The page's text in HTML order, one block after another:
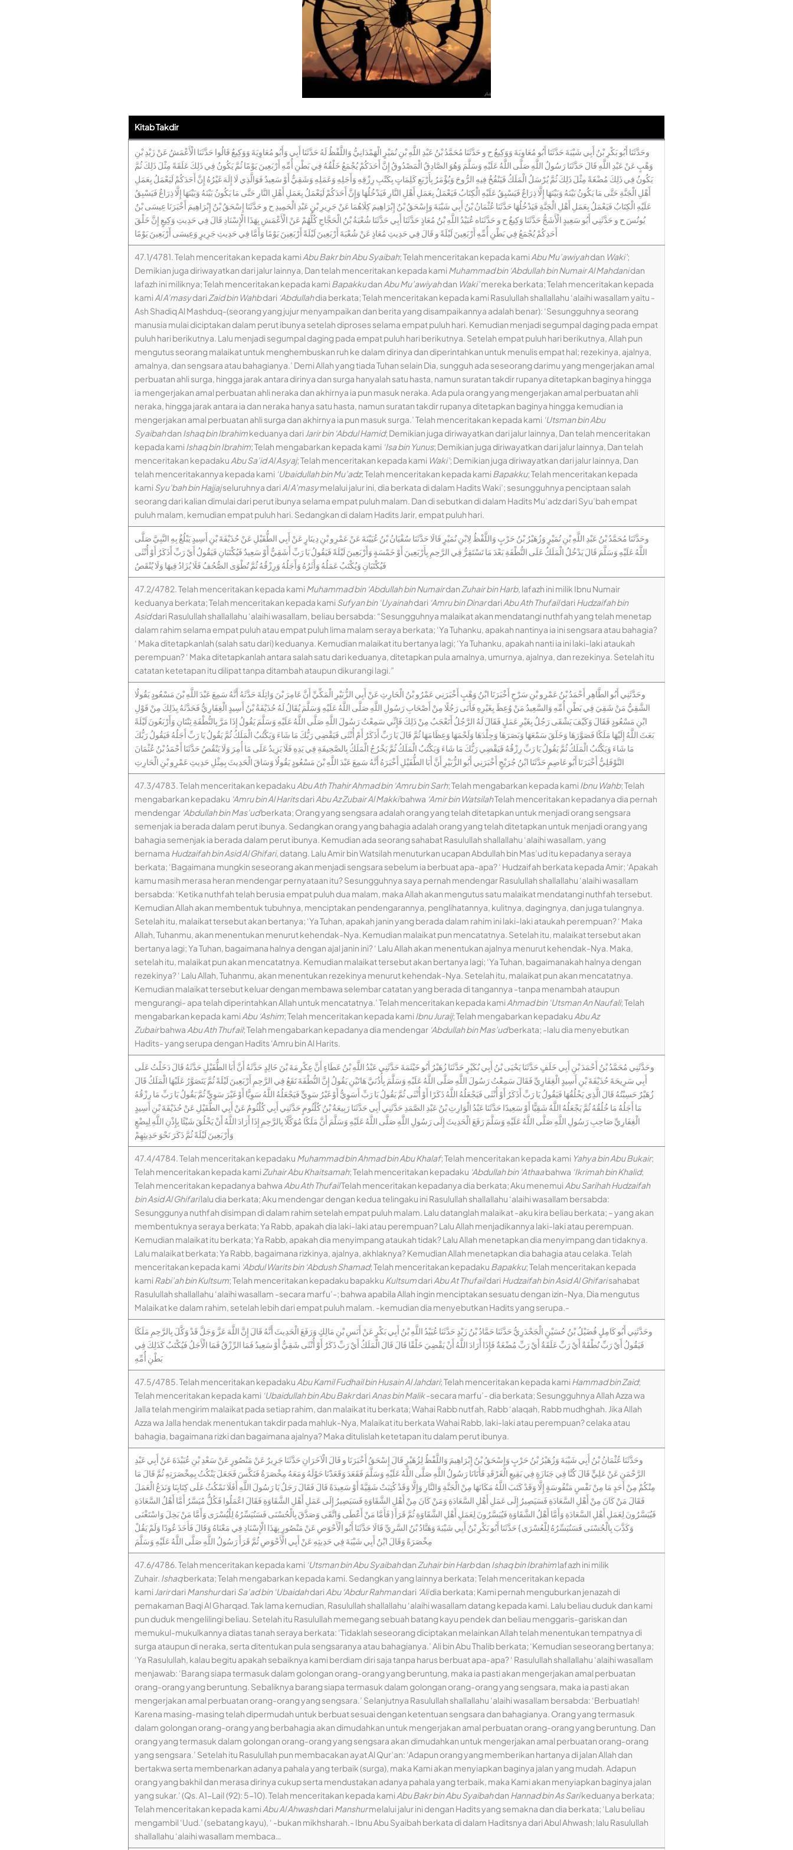
Kitab Takdir
وحَدَّثَنَا أَبُو بَكْرِ بْنُ أَبِي شَيْبَةَ حَدَّثَنَا أَبُو مُعَاوِيَةَ وَوَكِيعٌ ح و حَدَّثَنَا مُحَمَّدُ بْنُ عَبْدِ اللَّهِ بْنِ نُمَيْرٍ الْهَمْدَانِيُّ وَاللَّفْظُ لَهُ حَدَّثَنَا أَبِي وَأَبُو مُعَاوِيَةَ وَوَكِيعٌ قَالُوا حَدَّثَنَا الْأَعْمَشُ عَنْ زَيْدِ بْنِ
وَهْبٍ عَنْ عَبْدِ اللَّهِ قَالَ حَدَّثَنَا رَسُولُ اللَّهِ صَلَّى اللَّهُ عَلَيْهِ وَسَلَّمَ وَهُوَ الصَّادِقُ الْمَصْدُوقُ إِنَّ أَحَدَكُمْ يُجْمَعُ خَلْقُهُ فِي بَطْنِ أُمِّهِ أَرْبَعِينَ يَوْمًا ثُمَّ يَكُونُ فِي ذَلِكَ عَلَقَةً مِثْلَ ذَلِكَ ثُمَّ
يَكُونُ فِي ذَلِكَ مُضْغَةً مِثْلَ ذَلِكَ ثُمَّ يُرْسَلُ الْمَلَكُ فَيَنْفُخُ فِيهِ الرُّوحَ وَيُؤْمَرُ بِأَرْبَعِ كَلِمَاتٍ بِكَتْبِ رِزْقِهِ وَأَجَلِهِ وَعَمَلِهِ وَشَقِيٌّ أَوْ سَعِيدٌ فَوَالَّذِي لَا إِلَهَ غَيْرُهُ إِنَّ أَحَدَكُمْ لَيَعْمَلُ بِعَمَلِ
أَهْلِ الْجَنَّةِ حَتَّى مَا يَكُونُ بَيْنَهُ وَبَيْنَهَا إِلَّا ذِرَاعٌ فَيَسْبِقُ عَلَيْهِ الْكِتَابُ فَيَعْمَلُ بِعَمَلِ أَهْلِ النَّارِ فَيَدْخُلُهَا وَإِنَّ أَحَدَكُمْ لَيَعْمَلُ بِعَمَلِ أَهْلِ النَّارِ حَتَّى مَا يَكُونُ بَيْنَهُ وَبَيْنَهَا إِلَّا ذِرَاعٌ فَيَسْبِقُ
عَلَيْهِ الْكِتَابُ فَيَعْمَلُ بِعَمَلِ أَهْلِ الْجَنَّةِ فَيَدْخُلُهَا حَدَّثَنَا عُثْمَانُ بْنُ أَبِي شَيْبَةَ وَإِسْحَقُ بْنُ إِبْرَاهِيمَ كِلَاهُمَا عَنْ جَرِيرِ بْنِ عَبْدِ الْحَمِيدِ ح و حَدَّثَنَا إِسْحَقُ بْنُ إِبْرَاهِيمَ أَخْبَرَنَا عِيسَى بْنُ
يُونُسَ ح و حَدَّثَنِي أَبُو سَعِيدٍ الْأَشَجُّ حَدَّثَنَا وَكِيعٌ ح و حَدَّثَنَاه عُبَيْدُ اللَّهِ بْنُ مُعَاذٍ حَدَّثَنَا أَبِي حَدَّثَنَا شُعْبَةُ بْنُ الْحَجَّاجِ كُلُّهُمْ عَنْ الْأَعْمَشِ بِهَذَا الْإِسْنَادِ قَالَ فِي حَدِيثِ وَكِيعٍ إِنَّ خَلْقَ
أَحَدِكُمْ يُجْمَعُ فِي بَطْنِ أُمِّهِ أَرْبَعِينَ لَيْلَةً و قَالَ فِي حَدِيثِ مُعَاذٍ عَنْ شُعْبَةَ أَرْبَعِينَ لَيْلَةً أَرْبَعِينَ يَوْمًا وَأَمَّا فِي حَدِيثِ جَرِيرٍ وَعِيسَى أَرْبَعِينَ يَوْمًا
47.1/4781. Telah menceritakan kepada kami Abu Bakr bin Abu Syaibah; Telah menceritakan kepada kami Abu Mu’awiyahdan Waki’;
Demikian juga diriwayatkan dari jalur lainnya, Dan telah menceritakan kepada kami Muhammad bin ‘Abdullah bin Numair Al Mahdanidan
lafazh ini miliknya; Telah menceritakan kepada kami Bapakkudan Abu Mu’awiyahdan Waki’mereka berkata; Telah menceritakan kepada
kami Al A’masydari Zaid bin Wahbdari ‘Abdullahdia berkata; Telah menceritakan kepada kami Rasulullah shallallahu ‘alaihi wasallam yaitu -
Ash Shadiq Al Mashduq-(seorang yang jujur menyampaikan dan berita yang disampaikannya adalah benar): ‘Sesungguhnya seorang
manusia mulai diciptakan dalam perut ibunya setelah diproses selama empat puluh hari. Kemudian menjadi segumpal daging pada empat
puluh hari berikutnya. Lalu menjadi segumpal daging pada empat puluh hari berikutnya. Setelah empat puluh hari berikutnya, Allah pun
mengutus seorang malaikat untuk menghembuskan ruh ke dalam dirinya dan diperintahkan untuk menulis empat hal; rezekinya, ajalnya,
amalnya, dan sengsara atau bahagianya.’ Demi Allah yang tiada Tuhan selain Dia, sungguh ada seseorang darimu yang mengerjakan amal
perbuatan ahli surga, hingga jarak antara dirinya dan surga hanyalah satu hasta, namun suratan takdir rupanya ditetapkan baginya hingga
ia mengerjakan amal perbuatan ahli neraka dan akhirnya ia pun masuk neraka. Ada pula orang yang mengerjakan amal perbuatan ahli
neraka, hingga jarak antara ia dan neraka hanya satu hasta, namun suratan takdir rupanya ditetapkan baginya hingga kemudian ia
mengerjakan amal perbuatan ahli surga dan akhirnya ia pun masuk surga.’ Telah menceritakan kepada kami ‘Utsman bin Abu
Syaibahdan Ishaq bin Ibrahimkeduanya dari Jarir bin ‘Abdul Hamid; Demikian juga diriwayatkan dari jalur lainnya, Dan telah menceritakan
kepada kami Ishaq bin Ibrahim; Telah mengabarkan kepada kami ‘Isa bin Yunus; Demikian juga diriwayatkan dari jalur lainnya, Dan telah
menceritakan kepadaku Abu Sa’id Al Asyaj; Telah menceritakan kepada kami Waki’; Demikian juga diriwayatkan dari jalur lainnya, Dan
telah menceritakannya kepada kami ‘Ubaidullah bin Mu’adz; Telah menceritakan kepada kami Bapakku; Telah menceritakan kepada
kami Syu’bah bin Hajjajseluruhnya dari Al A’masymelalui jalur ini, dia berkata di dalam Hadits Waki’; sesungguhnya penciptaan salah
seorang dari kalian dimulai dari perut ibunya selama empat puluh malam. Dan di sebutkan di dalam Hadits Mu’adz dari Syu’bah empat
puluh malam, kemudian empat puluh hari. Sedangkan di dalam Hadits Jarir, empat puluh hari.
وحَدَّثَنَا مُحَمَّدُ بْنُ عَبْدِ اللَّهِ بْنِ نُمَيْرٍ وَزُهَيْرُ بْنُ حَرْبٍ وَاللَّفْظُ لِابْنِ نُمَيْرٍ قَالَا حَدَّثَنَا سُفْيَانُ بْنُ عُيَيْنَةَ عَنْ عَمْرِو بْنِ دِينَارٍ عَنْ أَبِي الطُّفَيْلِ عَنْ حُذَيْفَةَ بْنِ أَسِيدٍ يَبْلُغُ بِهِ النَّبِيَّ صَلَّى
اللَّهُ عَلَيْهِ وَسَلَّمَ قَالَ يَدْخُلُ الْمَلَكُ عَلَى النُّطْفَةِ بَعْدَ مَا تَسْتَقِرُّ فِي الرَّحِمِ بِأَرْبَعِينَ أَوْ خَمْسَةٍ وَأَرْبَعِينَ لَيْلَةً فَيَقُولُ يَا رَبِّ أَشَقِيٌّ أَوْ سَعِيدٌ فَيُكْتَبَانِ فَيَقُولُ أَيْ رَبِّ أَذَكَرٌ أَوْ أُنْثَى
فَيُكْتَبَانِ وَيُكْتَبُ عَمَلُهُ وَأَثَرُهُ وَأَجَلُهُ وَرِزْقُهُ ثُمَّ تُطْوَى الصُّحُفُ فَلَا يُزَادُ فِيهَا وَلَا يُنْقَصُ
47.2/4782. Telah menceritakan kepada kami Muhammad bin ‘Abdullah bin Numairdan Zuhair bin Harb, lafazh ini milik Ibnu Numair
keduanya berkata; Telah menceritakan kepada kami Sufyan bin ‘Uyainahdari ‘Amru bin Dinardari Abu Ath Thufaildari Hudzaifah bin
Asiddari Rasulullah shallallahu ‘alaihi wasallam, beliau bersabda: “Sesungguhnya malaikat akan mendatangi nuthfah yang telah menetap
dalam rahim selama empat puluh atau empat puluh lima malam seraya berkata; ‘Ya Tuhanku, apakah nantinya ia ini sengsara atau bahagia?
‘ Maka ditetapkanlah (salah satu dari) keduanya. Kemudian malaikat itu bertanya lagi; ‘Ya Tuhanku, apakah nanti ia ini laki-laki ataukah
perempuan? ‘ Maka ditetapkanlah antara salah satu dari keduanya, ditetapkan pula amalnya, umurnya, ajalnya, dan rezekinya. Setelah itu
catatan ketetapan itu dilipat tanpa ditambah ataupun dikurangi lagi.”
وحَدَّثَنِي أَبُو الطَّاهِرِ أَحْمَدُ بْنُ عَمْرِو بْنِ سَرْحٍ أَخْبَرَنَا ابْنُ وَهْبٍ أَخْبَرَنِي عَمْرُو بْنُ الْحَارِثِ عَنْ أَبِي الزُّبَيْرِ الْمَكِّيِّ أَنَّ عَامِرَ بْنَ وَاثِلَةَ حَدَّثَهُ أَنَّهُ سَمِعَ عَبْدَ اللَّهِ بْنَ مَسْعُودٍ يَقُولُا
الشَّقِيُّ مَنْ شَقِيَ فِي بَطْنِ أُمِّهِ وَالسَّعِيدُ مَنْ وُعِظَ بِغَيْرِهِ فَأَتَى رَجُلًا مِنْ أَصْحَابِ رَسُولِ اللَّهِ صَلَّى اللَّهُ عَلَيْهِ وَسَلَّمَ يُقَالُ لَهُ حُذَيْفَةُ بْنُ أَسِيدٍ الْغِفَارِيُّ فَحَدَّثَهُ بِذَلِكَ مِنْ قَوْلِ
ابْنِ مَسْعُودٍ فَقَالَ وَكَيْفَ يَشْقَى رَجُلٌ بِغَيْرِ عَمَلٍ فَقَالَ لَهُ الرَّجُلُ أَتَعْجَبُ مِنْ ذَلِكَ فَإِنِّي سَمِعْتُ رَسُولَ اللَّهِ صَلَّى اللَّهُ عَلَيْهِ وَسَلَّمَ يَقُولُ إِذَا مَرَّ بِالنُّطْفَةِ ثِنْتَانِ وَأَرْبَعُونَ لَيْلَةً
بَعَثَ اللَّهُ إِلَيْهَا مَلَكًا فَصَوَّرَهَا وَخَلَقَ سَمْعَهَا وَبَصَرَهَا وَجِلْدَهَا وَلَحْمَهَا وَعِظَامَهَا ثُمَّ قَالَ يَا رَبِّ أَذَكَرٌ أَمْ أُنْثَى فَيَقْضِي رَبُّكَ مَا شَاءَ وَيَكْتُبُ الْمَلَكُ ثُمَّ يَقُولُ يَا رَبِّ أَجَلُهُ فَيَقُولُ رَبُّكَ
مَا شَاءَ وَيَكْتُبُ الْمَلَكُ ثُمَّ يَقُولُ يَا رَبِّ رِزْقُهُ فَيَقْضِي رَبُّكَ مَا شَاءَ وَيَكْتُبُ الْمَلَكُ ثُمَّ يَخْرُجُ الْمَلَكُ بِالصَّحِيفَةِ فِي يَدِهِ فَلَا يَزِيدُ عَلَى مَا أُمِرَ وَلَا يَنْقُصُ حَدَّثَنَا أَحْمَدُ بْنُ عُثْمَانَ
النَّوْفَلِيُّ أَخْبَرَنَا أَبُو عَاصِمٍ حَدَّثَنَا ابْنُ جُرَيْجٍ أَخْبَرَنِي أَبُو الزُّبَيْرِ أَنَّ أَبَا الطُّفَيْلِ أَخْبَرَهُ أَنَّهُ سَمِعَ عَبْدَ اللَّهِ بْنَ مَسْعُودٍ يَقُولُا وَسَاقَ الْحَدِيثَ بِمِثْلِ حَدِيثِ عَمْرِو بْنِ الْحَارِثِ
47.3/4783. Telah menceritakan kepadaku Abu Ath Thahir Ahmad bin ‘Amru bin Sarh; Telah mengabarkan kepada kami Ibnu Wahb; Telah
mengabarkan kepadaku ‘Amru bin Al Haritsdari Abu Az Zubair Al Makkibahwa ‘Amir bin WatsilahTelah menceritakan kepadanya dia pernah
mendengar ‘Abdullah bin Mas’udberkata; Orang yang sengsara adalah orang yang telah ditetapkan untuk menjadi orang sengsara
semenjak ia berada dalam perut ibunya. Sedangkan orang yang bahagia adalah orang yang telah ditetapkan untuk menjadi orang yang
bahagia semenjak ia berada dalam perut ibunya. Kemudian ada seorang sahabat Rasulullah shallallahu ‘alaihi wasallam, yang
bernama Hudzaifah bin Asid Al Ghifari, datang. Lalu Amir bin Watsilah menuturkan ucapan Abdullah bin Mas’ud itu kepadanya seraya
berkata; ‘Bagaimana mungkin seseorang akan menjadi sengsara sebelum ia berbuat apa-apa? ‘ Hudzaifah berkata kepada Amir; ‘Apakah
kamu masih merasa heran mendengar pernyataan itu? Sesungguhnya saya pernah mendengar Rasulullah shallallahu ‘alaihi wasallam
bersabda: ‘Ketika nuthfah telah berusia empat puluh dua malam, maka Allah akan mengutus satu malaikat mendatangi nuthfah tersebut.
Kemudian Allah akan membentuk tubuhnya, menciptakan pendengarannya, penglihatannya, kulitnya, dagingnya, dan juga tulangnya.
Setelah itu, malaikat tersebut akan bertanya; ‘Ya Tuhan, apakah janin yang berada dalam rahim ini laki-laki ataukah perempuan? ‘ Maka
Allah, Tuhanmu, akan menentukan menurut kehendak-Nya. Kemudian malaikat pun mencatatnya. Setelah itu, malaikat tersebut akan
bertanya lagi; Ya Tuhan, bagaimana halnya dengan ajal janin ini? ‘ Lalu Allah akan menentukan ajalnya menurut kehendak-Nya. Maka,
setelah itu, malaikat pun akan mencatatnya. Kemudian malaikat tersebut akan bertanya lagi; ‘Ya Tuhan, bagaimanakah halnya dengan
rezekinya? ‘ Lalu Allah, Tuhanmu, akan menentukan rezekinya menurut kehendak-Nya. Setelah itu, malaikat pun akan mencatatnya.
Kemudian malaikat tersebut keluar dengan membawa selembar catatan yang berada di tangannya -tanpa menambah ataupun
mengurangi- apa telah diperintahkan Allah untuk mencatatnya.’ Telah menceritakan kepada kami Ahmad bin ‘Utsman An Naufali; Telah
mengabarkan kepada kami Abu ‘Ashim; Telah menceritakan kepada kami Ibnu Juraij; Telah mengabarkan kepadaku Abu Az
Zubairbahwa Abu Ath Thufail; Telah mengabarkan kepadanya dia mendengar ‘Abdullah bin Mas’udberkata; -lalu dia menyebutkan
Hadits- yang serupa dengan Hadits ‘Amru bin Al Harits.
وحَدَّثَنِي مُحَمَّدُ بْنُ أَحْمَدَ بْنِ أَبِي خَلَفٍ حَدَّثَنَا يَحْيَى بْنُ أَبِي بُكَيْرٍ حَدَّثَنَا زُهَيْرٌ أَبُو خَيْثَمَةَ حَدَّثَنِي عَبْدُ اللَّهِ بْنُ عَطَاءٍ أَنَّ عِكْرِمَةَ بْنَ خَالِدٍ حَدَّثَهُ أَنَّ أَبَا الطُّفَيْلِ حَدَّثَهُ قَالَ دَخَلْتُ عَلَى
أَبِي سَرِيحَةَ حُذَيْفَةَ بْنِ أَسِيدٍ الْغِفَارِيِّ فَقَالَ سَمِعْتُ رَسُولَ اللَّهِ صَلَّى اللَّهُ عَلَيْهِ وَسَلَّمَ بِأُذُنَيَّ هَاتَيْنِ يَقُولُ إِنَّ النُّطْفَةَ تَقَعُ فِي الرَّحِمِ أَرْبَعِينَ لَيْلَةً ثُمَّ يَتَصَوَّرُ عَلَيْهَا الْمَلَكُ قَالَ
زُهَيْرٌ حَسِبْتُهُ قَالَ الَّذِي يَخْلُقُهَا فَيَقُولُ يَا رَبِّ أَذَكَرٌ أَوْ أُنْثَى فَيَجْعَلُهُ اللَّهُ ذَكَرًا أَوْ أُنْثَى ثُمَّ يَقُولُ يَا رَبِّ أَسَوِيٌّ أَوْ غَيْرُ سَوِيٍّ فَيَجْعَلُهُ اللَّهُ سَوِيًّا أَوْ غَيْرَ سَوِيٍّ ثُمَّ يَقُولُ يَا رَبِّ مَا رِزْقُهُ
مَا أَجَلُهُ مَا خُلُقُهُ ثُمَّ يَجْعَلُهُ اللَّهُ شَقِيًّا أَوْ سَعِيدًا حَدَّثَنَا عَبْدُ الْوَارِثِ بْنُ عَبْدِ الصَّمَدِ حَدَّثَنِي أَبِي حَدَّثَنَا رَبِيعَةُ بْنُ كُلْثُومٍ حَدَّثَنِي أَبِي كُلْثُومٌ عَنْ أَبِي الطُّفَيْلِ عَنْ حُذَيْفَةَ بْنِ أَسِيدٍ
الْغِفَارِيِّ صَاحِبِ رَسُولِ اللَّهِ صَلَّى اللَّهُ عَلَيْهِ وَسَلَّمَ رَفَعَ الْحَدِيثَ إِلَى رَسُولِ اللَّهِ صَلَّى اللَّهُ عَلَيْهِ وَسَلَّمَ أَنَّ مَلَكًا مُوَكَّلًا بِالرَّحِمِ إِذَا أَرَادَ اللَّهُ أَنْ يَخْلُقَ شَيْئًا بِإِذْنِ اللَّهِ لِبِضْعٍ
وَأَرْبَعِينَ لَيْلَةً ثُمَّ ذَكَرَ نَحْوَ حَدِيثِهِمْ
47.4/4784. Telah menceritakan kepadaku Muhammad bin Ahmad bin Abu Khalaf; Telah menceritakan kepada kami Yahya bin Abu Bukair;
Telah menceritakan kepada kami Zuhair Abu Khaitsamah; Telah menceritakan kepadaku ‘Abdullah bin ‘Athaabahwa ‘Ikrimah bin Khalid;
Telah menceritakan kepadanya bahwa Abu Ath ThufailTelah menceritakan kepadanya dia berkata; Aku menemui Abu Sarihah Hudzaifah
bin Asid Al Ghifarilalu dia berkata; Aku mendengar dengan kedua telingaku ini Rasulullah shallallahu ‘alaihi wasallam bersabda:
Sesunggunya nuthfah disimpan di dalam rahim setelah empat puluh malam. Lalu datanglah malaikat -aku kira beliau berkata; – yang akan
membentuknya seraya berkata; Ya Rabb, apakah dia laki-laki atau perempuan? Lalu Allah menjadikannya laki-laki atau perempuan.
Kemudian malaikat itu berkata; Ya Rabb, apakah dia menyimpang ataukah tidak? Lalu Allah menetapkan dia menyimpang dan tidaknya.
Lalu malaikat berkata; Ya Rabb, bagaimana rizkinya, ajalnya, akhlaknya? Kemudian Allah menetapkan dia bahagia atau celaka. Telah
menceritakan kepada kami ‘Abdul Warits bin ‘Abdush Shamad; Telah menceritakan kepadaku Bapakku; Telah menceritakan kepada
kami Rabi’ah bin Kultsum; Telah menceritakan kepadaku bapakku Kultsumdari Abu At Thufaildari Hudzaifah bin Asid Al Ghifarisahabat
Rasulullah shallallahu ‘alaihi wasallam -secara marfu’-; bahwa apabila Allah ingin menciptakan sesuatu dengan izin-Nya, Dia mengutus
Malaikat ke dalam rahim, setelah lebih dari empat puluh malam. -kemudian dia menyebutkan Hadits yang serupa.-
وحَدَّثَنِي أَبُو كَامِلٍ فُضَيْلُ بْنُ حُسَيْنٍ الْجَحْدَرِيُّ حَدَّثَنَا حَمَّادُ بْنُ زَيْدٍ حَدَّثَنَا عُبَيْدُ اللَّهِ بْنُ أَبِي بَكْرٍ عَنْ أَنَسِ بْنِ مَالِكٍ وَرَفَعَ الْحَدِيثَ أَنَّهُ قَالَ إِنَّ اللَّهَ عَزَّ وَجَلَّ قَدْ وَكَّلَ بِالرَّحِمِ مَلَكًا
فَيَقُولُ أَيْ رَبِّ نُطْفَةٌ أَيْ رَبِّ عَلَقَةٌ أَيْ رَبِّ مُضْغَةٌ فَإِذَا أَرَادَ اللَّهُ أَنْ يَقْضِيَ خَلْقًا قَالَ قَالَ الْمَلَكُ أَيْ رَبِّ ذَكَرٌ أَوْ أُنْثَى شَقِيٌّ أَوْ سَعِيدٌ فَمَا الرِّزْقُ فَمَا الْأَجَلُ فَيُكْتَبُ كَذَلِكَ فِي
بَطْنِ أُمِّهِ
47.5/4785. Telah menceritakan kepadaku Abu Kamil Fudhail bin Husain Al Jahdari; Telah menceritakan kepada kami Hammad bin Zaid;
Telah menceritakan kepada kami ‘Ubaidullah bin Abu Bakrdari Anas bin Malik-secara marfu’- dia berkata; Sesungguhnya Allah Azza wa
Jalla telah mengirim malaikat pada setiap rahim, dan malaikat itu berkata; Wahai Rabb nutfah, Rabb ‘alaqah, Rabb mudhghah. Jika Allah
Azza wa Jalla hendak menentukan takdir pada mahluk-Nya, Malaikat itu berkata Wahai Rabb, laki-laki atau perempuan? celaka atau
bahagia, bagaimana rizki dan bagaimana ajalnya? Maka ditulislah ketetapan itu dalam perut ibunya.
وحَدَّثَنَا عُثْمَانُ بْنُ أَبِي شَيْبَةَ وَزُهَيْرُ بْنُ حَرْبٍ وَإِسْحَقُ بْنُ إِبْرَاهِيمَ وَاللَّفْظُ لِزُهَيْرٍ قَالَ إِسْحَقُ أَخْبَرَنَا و قَالَ الْآخَرَانِ حَدَّثَنَا جَرِيرٌ عَنْ مَنْصُورٍ عَنْ سَعْدِ بْنِ عُبَيْدَةَ عَنْ أَبِي عَبْدِ
الرَّحْمَنِ عَنْ عَلِيٍّ قَالَ كُنَّا فِي جَنَازَةٍ فِي بَقِيعِ الْغَرْقَدِ فَأَتَانَا رَسُولُ اللَّهِ صَلَّى اللَّهُ عَلَيْهِ وَسَلَّمَ فَقَعَدَ وَقَعَدْنَا حَوْلَهُ وَمَعَهُ مِخْصَرَةٌ فَنَكَّسَ فَجَعَلَ يَنْكُتُ بِمِخْصَرَتِهِ ثُمَّ قَالَ مَا
مِنْكُمْ مِنْ أَحَدٍ مَا مِنْ نَفْسٍ مَنْفُوسَةٍ إِلَّا وَقَدْ كَتَبَ اللَّهُ مَكَانَهَا مِنْ الْجَنَّةِ وَالنَّارِ وَإِلَّا وَقَدْ كُتِبَتْ شَقِيَّةً أَوْ سَعِيدَةً قَالَ فَقَالَ رَجَلٌ يَا رَسُولَ اللَّهِ أَفَلَا نَمْكُثُ عَلَى كِتَابِنَا وَنَدَعُ الْعَمَلَ
فَقَالَ مَنْ كَانَ مِنْ أَهْلِ السَّعَادَةِ فَسَيَصِيرُ إِلَى عَمَلِ أَهْلِ السَّعَادَةِ وَمَنْ كَانَ مِنْ أَهْلِ الشَّقَاوَةِ فَسَيَصِيرُ إِلَى عَمَلِ أَهْلِ الشَّقَاوَةِ فَقَالَ اعْمَلُوا فَكُلٌّ مُيَسَّرٌ أَمَّا أَهْلُ السَّعَادَةِ
فَيُيَسَّرُونَ لِعَمَلِ أَهْلِ السَّعَادَةِ وَأَمَّا أَهْلُ الشَّقَاوَةِ فَيُيَسَّرُونَ لِعَمَلِ أَهْلِ الشَّقَاوَةِ ثُمَّ قَرَأَ { فَأَمَّا مَنْ أَعْطَى وَاتَّقَى وَصَدَّقَ بِالْحُسْنَى فَسَنُيَسِّرُهُ لِلْيُسْرَى وَأَمَّا مَنْ بَخِلَ وَاسْتَغْنَى
وَكَذَّبَ بِالْحُسْنَى فَسَنُيَسِّرُهُ لِلْعُسْرَى } حَدَّثَنَا أَبُو بَكْرِ بْنُ أَبِي شَيْبَةَ وَهَنَّادُ بْنُ السَّرِيِّ قَالَا حَدَّثَنَا أَبُو الْأَحْوَصِ عَنْ مَنْصُورٍ بِهَذَا الْإِسْنَادِ فِي مَعْنَاهُ وَقَالَ فَأَخَذَ عُودًا وَلَمْ يَقُلْ
مِخْصَرَةً وَقَالَ ابْنُ أَبِي شَيْبَةَ فِي حَدِيثِهِ عَنْ أَبِي الْأَحْوَصِ ثُمَّ قَرَأَ رَسُولُ اللَّهِ صَلَّى اللَّهُ عَلَيْهِ وَسَلَّمَ
47.6/4786. Telah menceritakan kepada kami ‘Utsman bin Abu Syaibahdan Zuhair bin Harbdan Ishaq bin Ibrahimlafazh ini milik
Zuhair. Ishaqberkata; Telah mengabarkan kepada kami. Sedangkan yang lainnya berkata; Telah menceritakan kepada
kami Jarirdari Manshurdari Sa’ad bin ‘Ubaidahdari Abu ‘Abdur Rahmandari ‘Alidia berkata; Kami pernah menguburkan jenazah di
pemakaman Baqi Al Gharqad. Tak lama kemudian, Rasulullah shallallahu ‘alaihi wasallam datang kepada kami. Lalu beliau duduk dan kami
pun duduk mengelilingi beliau. Setelah itu Rasulullah memegang sebuah batang kayu pendek dan beliau menggaris-gariskan dan
memukul-mukulkannya diatas tanah seraya berkata: ‘Tidaklah seseorang diciptakan melainkan Allah telah menentukan tempatnya di
surga ataupun di neraka, serta ditentukan pula sengsaranya atau bahagianya.’ Ali bin Abu Thalib berkata; ‘Kemudian seseorang bertanya;
‘Ya Rasulullah, kalau begitu apakah sebaiknya kami berdiam diri saja tanpa harus berbuat apa-apa? ‘ Rasulullah shallallahu ‘alaihi wasallam
menjawab: ‘Barang siapa termasuk dalam golongan orang-orang yang beruntung, maka ia pasti akan mengerjakan amal perbuatan
orang-orang yang beruntung. Sebaliknya barang siapa termasuk dalam golongan orang-orang yang sengsara, maka ia pasti akan
mengerjakan amal perbuatan orang-orang yang sengsara.’ Selanjutnya Rasulullah shallallahu ‘alaihi wasallam bersabda: ‘Berbuatlah!
Karena masing-masing telah dipermudah untuk berbuat sesuai dengan ketentuan sengsara dan bahagianya. Orang yang termasuk
dalam golongan orang-orang yang berbahagia akan dimudahkan untuk mengerjakan amal perbuatan orang-orang yang beruntung. Dan
orang yang termasuk dalam golongan orang-orang yang sengsara akan dimudahkan untuk mengerjakan amal perbuatan orang-orang
yang sengsara.’ Setelah itu Rasulullah pun membacakan ayat Al Qur’an: ‘Adapun orang yang memberikan hartanya di jalan Allah dan
bertakwa serta membenarkan adanya pahala yang terbaik (surga), maka Kami akan menyiapkan baginya jalan yang mudah. Adapun
orang yang bakhil dan merasa dirinya cukup serta mendustakan adanya pahala yang terbaik, maka Kami akan menyiapkan baginya jalan
yang sukar.’ (Qs. A1-LaiI (92): 5-10). Telah menceritakan kepada kami Abu Bakr bin Abu Syaibahdan Hannad bin As Sarikeduanya berkata;
Telah menceritakan kepada kami Abu Al Ahwashdari Manshurmelalui jalur ini dengan Hadits yang semakna dan dia berkata; ‘Lalu beliau
mengambil ‘Uud.’ (sebatang kayu), ‘ -bukan mikhsharah.- Ibnu Abu Syaibah berkata di dalam Haditsnya dari Abul Ahwash; lalu Rasulullah
shallallahu ‘alaihi wasallam membaca…